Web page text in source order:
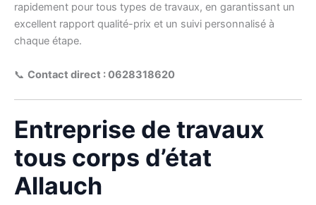
rapidement pour tous types de travaux, en garantissant un
excellent rapport qualité-prix et un suivi personnalisé à
chaque étape.
📞 Contact direct : 0628318620
Entreprise de travaux
tous corps d’état
Allauch